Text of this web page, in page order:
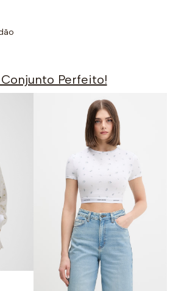
Conjunto Perfeito!